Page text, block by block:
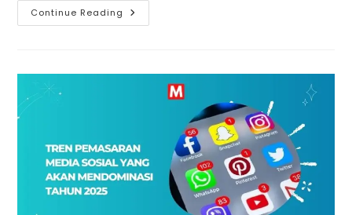
Continue Reading Strategi
Memperkuat
Media